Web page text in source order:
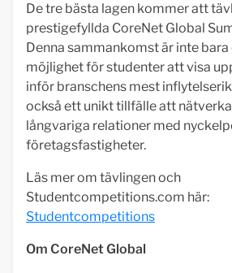
De tre bästa lagen kommer att
prestigefyllda CoreNet Global
Denna sammankomst är inte
möjlighet för studenter att visa
inför branschens mest
också ett unikt tillfälle att
långvariga relationer med
företagsfastigheter.
Läs mer om tävlingen och
Studentcompetitions.com här:
Studentcompetitions
Om CoreNet Global